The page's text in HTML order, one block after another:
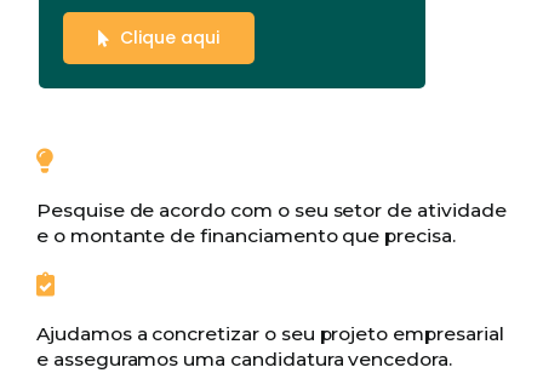
Clique aqui
Pesquise de acordo com o seu setor de atividade
e o montante de financiamento que precisa.
Ajudamos a concretizar o seu projeto empresarial
e asseguramos uma candidatura vencedora.